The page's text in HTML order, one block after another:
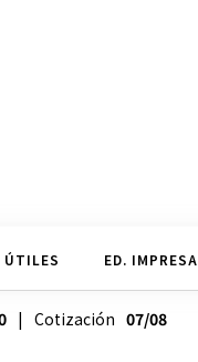
ÚTILES ED. IMPRESA
| Cotización 07/08